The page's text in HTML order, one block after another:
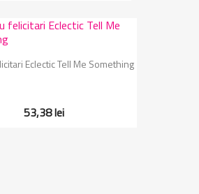
Vizualizare rapida
Eclectic Tell Me Something
53,38 lei